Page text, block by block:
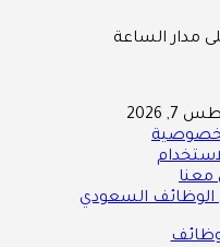
مدار الساعة
2026
معنا
الوظائف السعودي